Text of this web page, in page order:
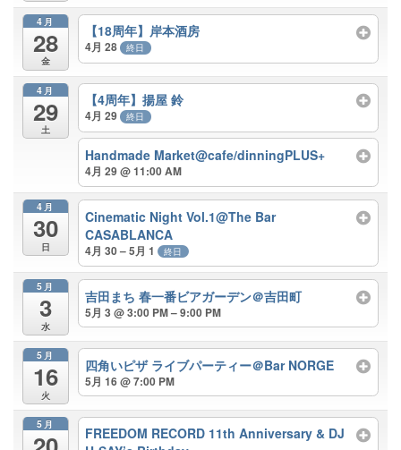
4月
28
金
【18周年】岸本酒房
4月 28 終日
4月
29
土
【4周年】揚屋 鈴
4月 29 終日
Handmade Market@cafe/dinningPLUS+
4月 29 @ 11:00 AM
4月
30
日
Cinematic Night Vol.1@The Bar
CASABLANCA
4月 30 – 5月 1 終日
5月
3
水
吉田まち 春一番ビアガーデン＠吉田町
5月 3 @ 3:00 PM – 9:00 PM
5月
16
火
四角いピザ ライブパーティー＠Bar NORGE
5月 16 @ 7:00 PM
5月
FREEDOM RECORD 11th Anniversary & DJ